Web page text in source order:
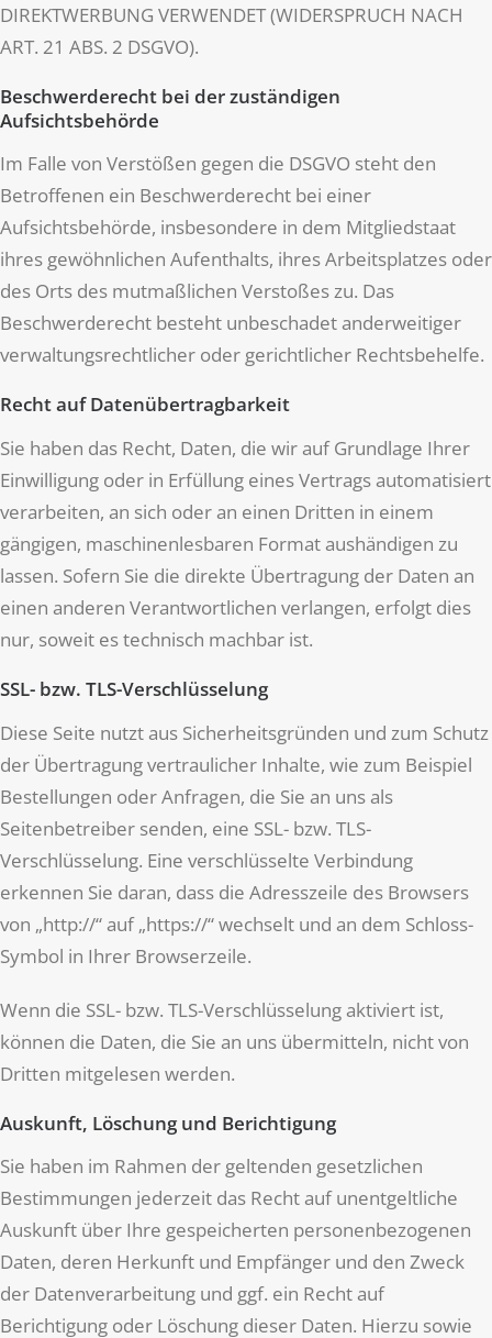
DIREKTWERBUNG VERWENDET (WIDERSPRUCH NACH
ART. 21 ABS. 2 DSGVO).
Beschwerderecht bei der zuständigen
Aufsichtsbehörde
Im Falle von Verstößen gegen die DSGVO steht den
Betroffenen ein Beschwerderecht bei einer
Aufsichtsbehörde, insbesondere in dem Mitgliedstaat
ihres gewöhnlichen Aufenthalts, ihres Arbeitsplatzes oder
des Orts des mutmaßlichen Verstoßes zu. Das
Beschwerderecht besteht unbeschadet anderweitiger
verwaltungsrechtlicher oder gerichtlicher Rechtsbehelfe.
Recht auf Datenübertragbarkeit
Sie haben das Recht, Daten, die wir auf Grundlage Ihrer
Einwilligung oder in Erfüllung eines Vertrags automatisiert
verarbeiten, an sich oder an einen Dritten in einem
gängigen, maschinenlesbaren Format aushändigen zu
lassen. Sofern Sie die direkte Übertragung der Daten an
einen anderen Verantwortlichen verlangen, erfolgt dies
nur, soweit es technisch machbar ist.
SSL- bzw. TLS-Verschlüsselung
Diese Seite nutzt aus Sicherheitsgründen und zum Schutz
der Übertragung vertraulicher Inhalte, wie zum Beispiel
Bestellungen oder Anfragen, die Sie an uns als
Seitenbetreiber senden, eine SSL- bzw. TLS-
Verschlüsselung. Eine verschlüsselte Verbindung
erkennen Sie daran, dass die Adresszeile des Browsers
von „http://“ auf „https://“ wechselt und an dem Schloss-
Symbol in Ihrer Browserzeile.
Wenn die SSL- bzw. TLS-Verschlüsselung aktiviert ist,
können die Daten, die Sie an uns übermitteln, nicht von
Dritten mitgelesen werden.
Auskunft, Löschung und Berichtigung
Sie haben im Rahmen der geltenden gesetzlichen
Bestimmungen jederzeit das Recht auf unentgeltliche
Auskunft über Ihre gespeicherten personenbezogenen
Daten, deren Herkunft und Empfänger und den Zweck
der Datenverarbeitung und ggf. ein Recht auf
Berichtigung oder Löschung dieser Daten. Hierzu sowie